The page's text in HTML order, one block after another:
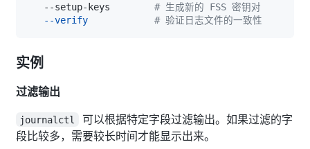
   --setup-keys
# 生成新的 FSS 密钥对
--verify
# 验证日志文件的一致性
实例
过滤输出
journalctl
可以根据特定字段过滤输出。如果过滤的字
段比较多，需要较长时间才能显示出来。